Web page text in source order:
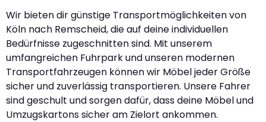
Wir bieten dir günstige Transportmöglichkeiten von
Köln nach Remscheid, die auf deine individuellen
Bedürfnisse zugeschnitten sind. Mit unserem
umfangreichen Fuhrpark und unseren modernen
Transportfahrzeugen können wir Möbel jeder Größe
sicher und zuverlässig transportieren. Unsere Fahrer
sind geschult und sorgen dafür, dass deine Möbel und
Umzugskartons sicher am Zielort ankommen.